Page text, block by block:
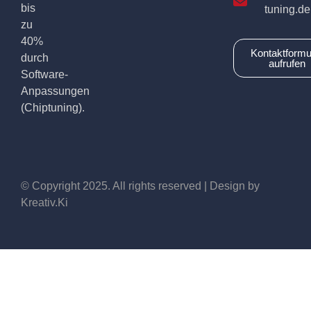
bis
zu
40%
durch
Software-
Anpassungen
(Chiptuning).
tuning.de
aufrufen
© Copyright 2025. All rights reserved | Design by
Kreativ.Ki